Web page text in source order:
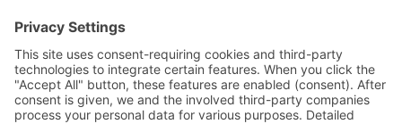
Events
All events